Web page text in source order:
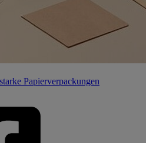
Papierverpackungen